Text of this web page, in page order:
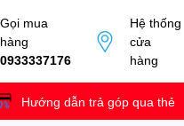
Gọi mua
hàng
0933337176
Hệ thống
cửa
hàng
Hướng dẫn trả góp qua thẻ